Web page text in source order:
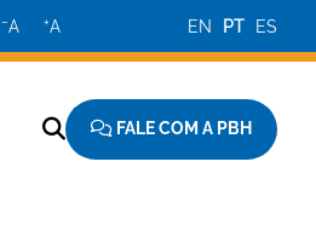
−A +A EN PT ES
FALE COM A PBH